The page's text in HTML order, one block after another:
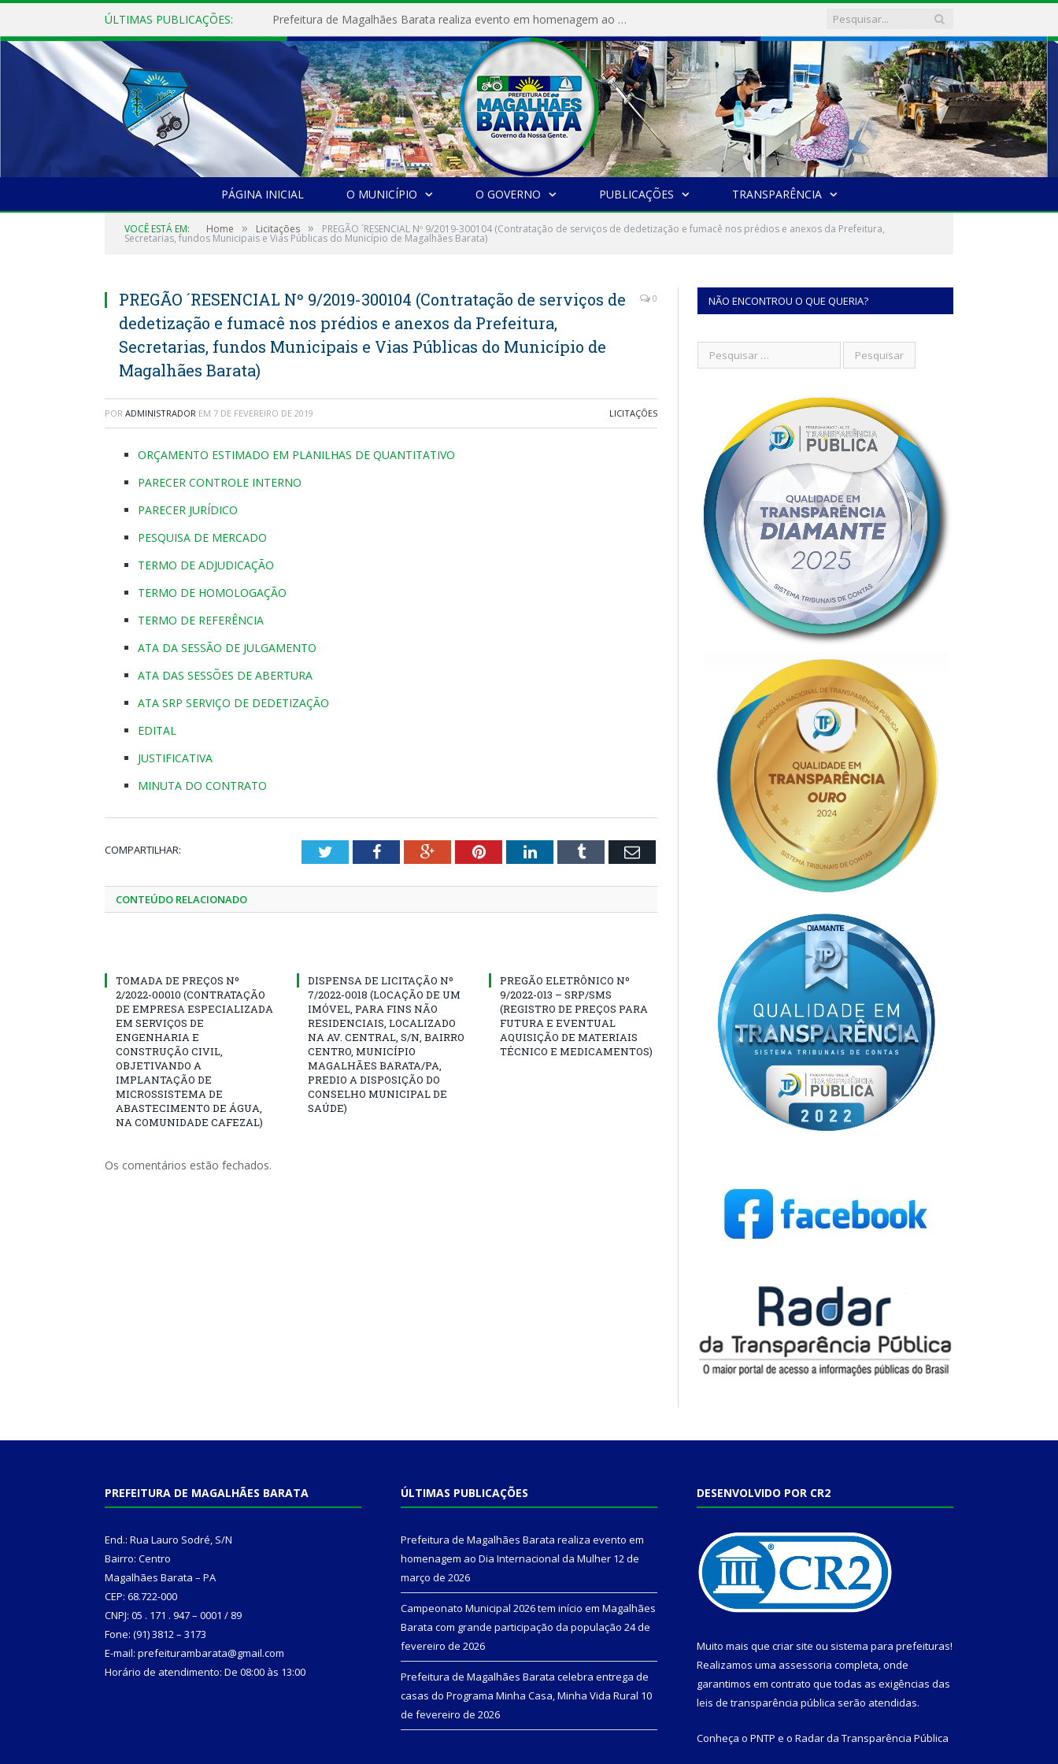
ÚLTIMAS PUBLICAÇÕES: Prefeitura de Magalhães Barata realiza evento em homenagem ao Dia Internacional da Mulher
PÁGINA INICIAL O MUNICÍPIO O GOVERNO PUBLICAÇÕES TRANSPARÊNCIA
VOCÊ ESTÁ EM: Home » Licitações » PREGÃO ´RESENCIAL Nº 9/2019-300104 (Contratação de serviços de dedetização e fumacê nos prédios e anexos da Prefeitura,
Secretarias, fundos Municipais e Vias Públicas do Município de Magalhães Barata)
PREGÃO ´RESENCIAL Nº 9/2019-300104 (Contratação de serviços de
dedetização e fumacê nos prédios e anexos da Prefeitura,
Secretarias, fundos Municipais e Vias Públicas do Município de
Magalhães Barata)
0
POR ADMINISTRADOR EM 7 DE FEVEREIRO DE 2019 LICITAÇÕES
ORÇAMENTO ESTIMADO EM PLANILHAS DE QUANTITATIVO
PARECER CONTROLE INTERNO
PARECER JURÍDICO
PESQUISA DE MERCADO
TERMO DE ADJUDICAÇÃO
TERMO DE HOMOLOGAÇÃO
TERMO DE REFERÊNCIA
ATA DA SESSÃO DE JULGAMENTO
ATA DAS SESSÕES DE ABERTURA
ATA SRP SERVIÇO DE DEDETIZAÇÃO
EDITAL
JUSTIFICATIVA
MINUTA DO CONTRATO
COMPARTILHAR: TwitterFacebookGoogle+PinterestLinkedInTumblr Email
CONTEÚDO RELACIONADO
TOMADA DE PREÇOS Nº
2/2022-00010 (CONTRATAÇÃO
DE EMPRESA ESPECIALIZADA
EM SERVIÇOS DE
ENGENHARIA E
CONSTRUÇÃO CIVIL,
OBJETIVANDO A
IMPLANTAÇÃO DE
MICROSSISTEMA DE
ABASTECIMENTO DE ÁGUA,
NA COMUNIDADE CAFEZAL)
DISPENSA DE LICITAÇÃO Nº
7/2022-0018 (LOCAÇÃO DE UM
IMÓVEL, PARA FINS NÃO
RESIDENCIAIS, LOCALIZADO
NA AV. CENTRAL, S/N, BAIRRO
CENTRO, MUNICÍPIO
MAGALHÃES BARATA/PA,
PREDIO A DISPOSIÇÃO DO
CONSELHO MUNICIPAL DE
SAÚDE)
PREGÃO ELETRÔNICO Nº
9/2022-013 – SRP/SMS
(REGISTRO DE PREÇOS PARA
FUTURA E EVENTUAL
AQUISIÇÃO DE MATERIAIS
TÉCNICO E MEDICAMENTOS)
Os comentários estão fechados.
NÃO ENCONTROU O QUE QUERIA?
PREFEITURA DE MAGALHÃES BARATA
End.: Rua Lauro Sodré, S/N
Bairro: Centro
Magalhães Barata – PA
CEP: 68.722-000
CNPJ: 05 . 171 . 947 – 0001 / 89
Fone: (91) 3812 – 3173
E-mail: prefeiturambarata@gmail.com
Horário de atendimento: De 08:00 às 13:00
ÚLTIMAS PUBLICAÇÕES
Prefeitura de Magalhães Barata realiza evento em
homenagem ao Dia Internacional da Mulher 12 de
março de 2026
Campeonato Municipal 2026 tem início em Magalhães
Barata com grande participação da população 24 de
fevereiro de 2026
Prefeitura de Magalhães Barata celebra entrega de
casas do Programa Minha Casa, Minha Vida Rural 10
de fevereiro de 2026
DESENVOLVIDO POR CR2
Muito mais que criar site ou sistema para prefeituras!
Realizamos uma assessoria completa, onde
garantimos em contrato que todas as exigências das
leis de transparência pública serão atendidas.
Conheça o PNTP e o Radar da Transparência Pública